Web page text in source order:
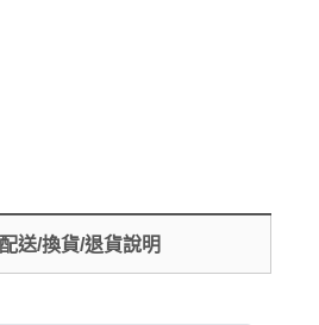
配送/換貨/退貨說明